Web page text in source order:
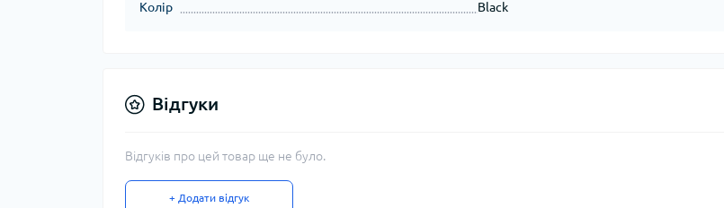
Колір Black
Відгуки
Відгуків про цей товар ще не було.
+ Додати відгук